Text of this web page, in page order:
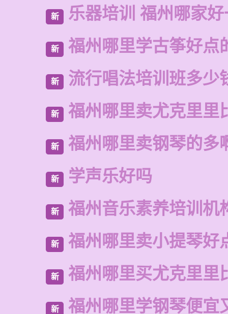
新 乐器培训 福州哪家
新 福州哪里学古筝好点
新 流行唱法培训班多少
新 福州哪里卖尤克里里
新 福州哪里卖钢琴的多
新 学声乐好吗
新 福州音乐素养培训机
新 福州哪里卖小提琴好
新 福州哪里买尤克里里
新 福州哪里学钢琴便宜